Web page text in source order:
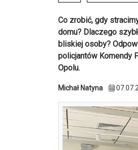
Co zrobić, gdy
domu? Dlaczego
bliskiej osoby?
policjantów Komendy
Opolu.
Michał Natyna